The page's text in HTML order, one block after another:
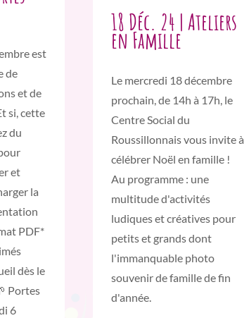
est
de
et de
si, cette
du
et
la
PDF*
dès le
Portes
6
18 Déc. 24 | Ateliers
en Famille
Le mercredi 18 décembre
prochain, de 14h à 17h, le
Centre Social du
Roussillonnais vous invite à
célébrer Noël en famille !
Au programme : une
multitude d'activités
ludiques et créatives pour
petits et grands dont
l'immanquable photo
souvenir de famille de fin
d'année.